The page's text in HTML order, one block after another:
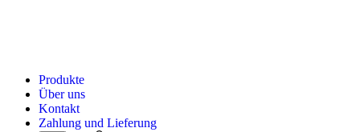
Produkte
Über uns
Kontakt
Zahlung und Lieferung